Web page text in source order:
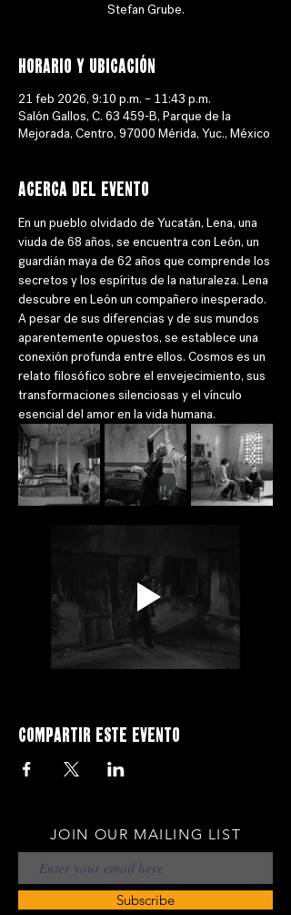
Stefan Grube.
Horario y ubicación
21 feb 2026, 9:10 p.m. – 11:43 p.m.
Salón Gallos, C. 63 459-B, Parque de la
Mejorada, Centro, 97000 Mérida, Yuc., México
Acerca del evento
En un pueblo olvidado de Yucatán, Lena, una
viuda de 68 años, se encuentra con León, un
guardián maya de 62 años que comprende los
secretos y los espíritus de la naturaleza. Lena
descubre en León un compañero inesperado.
A pesar de sus diferencias y de sus mundos
aparentemente opuestos, se establece una
conexión profunda entre ellos. Cosmos es un
relato filosófico sobre el envejecimiento, sus
transformaciones silenciosas y el vínculo
esencial del amor en la vida humana.
Compartir este evento
JOIN OUR MAILING LIST
Subscribe